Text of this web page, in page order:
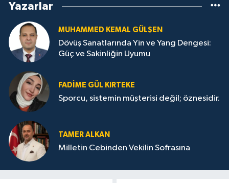
Yazarlar
MUHAMMED KEMAL GÜLŞEN
Dövüş Sanatlarında Yin ve Yang Dengesi:
Güç ve Sakinliğin Uyumu
FADIME GÜL KIRTEKE
Sporcu, sistemin müşterisi değil; öznesidir.
TAMER ALKAN
Milletin Cebinden Vekilin Sofrasına